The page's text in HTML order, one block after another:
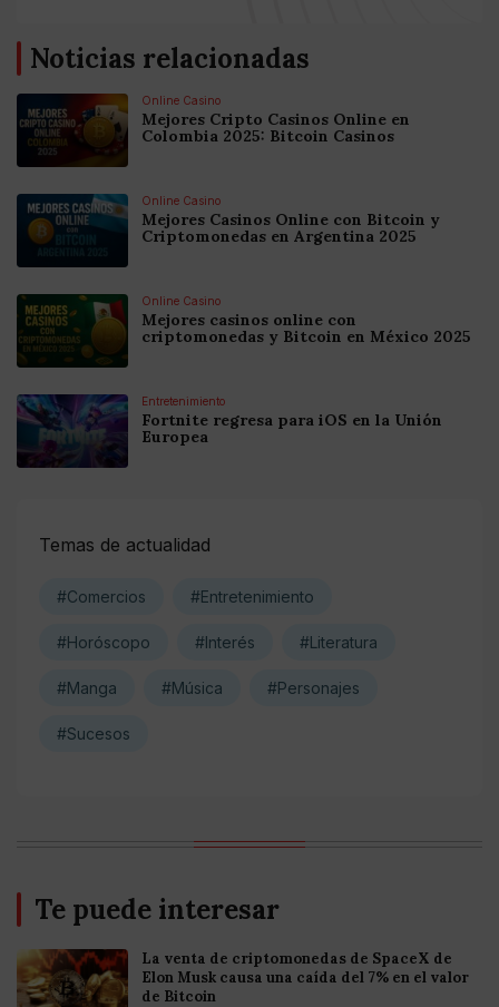
Noticias relacionadas
Online Casino
Mejores Cripto Casinos Online en
Colombia 2025: Bitcoin Casinos
Online Casino
Mejores Casinos Online con Bitcoin y
Criptomonedas en Argentina 2025
Online Casino
Mejores casinos online con
criptomonedas y Bitcoin en México 2025
Entretenimiento
Fortnite regresa para iOS en la Unión
Europea
Temas de actualidad
#Comercios #Entretenimiento
#Horóscopo #Interés #Literatura
#Manga #Música #Personajes
#Sucesos
Te puede interesar
La venta de criptomonedas de SpaceX de
Elon Musk causa una caída del 7% en el valor
de Bitcoin